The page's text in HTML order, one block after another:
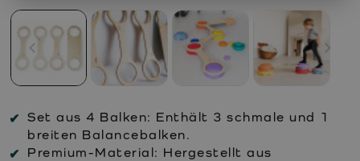
Set aus 4 Balken: Enthält 3 schmale und 1
breiten Balancebalken.
Premium-Material: Hergestellt aus